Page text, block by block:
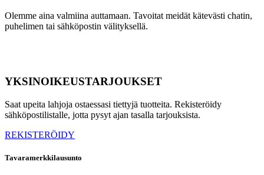
Olemme aina valmiina auttamaan. Tavoitat meidät kätevästi chatin,
puhelimen tai sähköpostin välityksellä.
YKSINOIKEUSTARJOUKSET
Saat upeita lahjoja ostaessasi tiettyjä tuotteita. Rekisteröidy
sähköpostilistalle, jotta pysyt ajan tasalla tarjouksista.
REKISTERÖIDY
Tavaramerkkilausunto